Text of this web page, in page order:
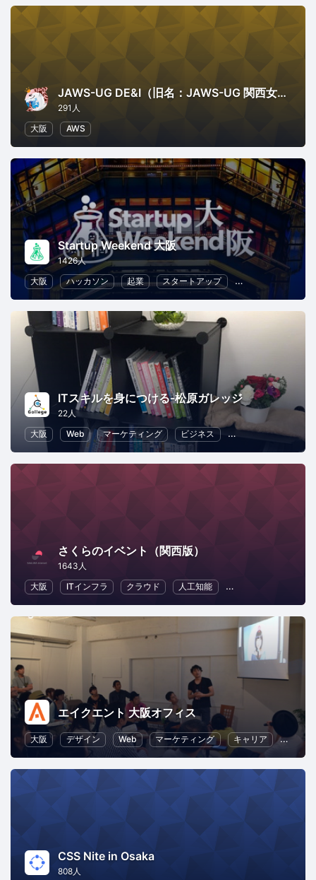
JAWS-UG DE&I（旧名：JAWS-UG 関西女子会）
291人
大阪
AWS
Startup Weekend 大阪
1426人
大阪
ハッカソン 起業 スタートアップ デザイン
ITスキルを身につける-松原ガレッジ
22人
大阪
Web マーケティング ビジネス ソフトウェア開発
さくらのイベント（関西版）
1643人
大阪
ITインフラ クラウド 人工知能 地域経済と地域社会
エイクエント 大阪オフィス
大阪 デザイン Web マーケティング キャリア ライテ
CSS Nite in Osaka
808人